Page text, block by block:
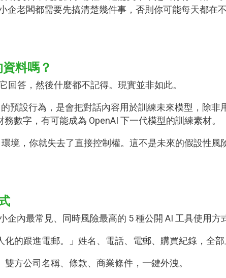
老闆都需要先搞清楚幾件事，否則你可能每天都在
料嗎？
答，然後什麼都不記得。現實並非如此。
預設行為，是會把對話內容用於訓練未來模型，除非
數字，有可能成為 OpenAI 下一代模型的訓練素材。
境，你就失去了直接控制權。這不是未來的假設性風
內最常見、同時風險最高的 5 種公開 AI 工具使用方
化的跟進電郵。」姓名、電話、電郵、購買紀錄，全部
方公司名稱、條款、商業條件，一鍵外洩。